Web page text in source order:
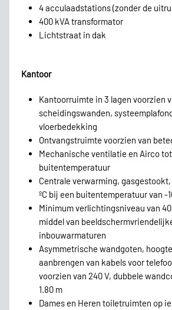
4 acculaadstations (zonder de
400 kVA transformator
Lichtstraat in dak
Kantoor
Kantoorruimte in 3 lagen voorzien
scheidingswanden,
vloerbedekking
Ontvangstruimte voorzien van
Mechanische ventilatie en Airco tot
buitentemperatuur
Centrale verwarming,
ºC bij een buitentemperatuur van -
Minimum verlichtingsniveau van
middel van
inbouwarmaturen
Asymmetrische wandgoten,
aanbrengen van kabels voor
voorzien van 240 V, dubbele
1.80 m
Dames en Heren toiletruimten op